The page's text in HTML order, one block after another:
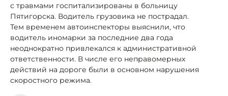
с травмами госпитализированы в больницу
Пятигорска. Водитель грузовика не пострадал.
Тем временем автоинспекторы выяснили, что
водитель иномарки за последние два года
неоднократно привлекался к административной
ответственности. В числе его неправомерных
действий на дороге были в основном нарушения
скоростного режима.